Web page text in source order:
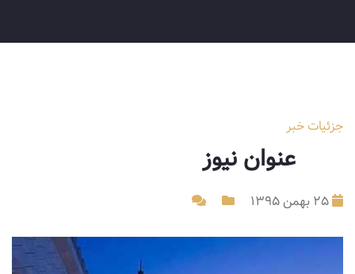
جزئیات خبر
عنوان نیوز
۲۵ بهمن ۱۳۹۵